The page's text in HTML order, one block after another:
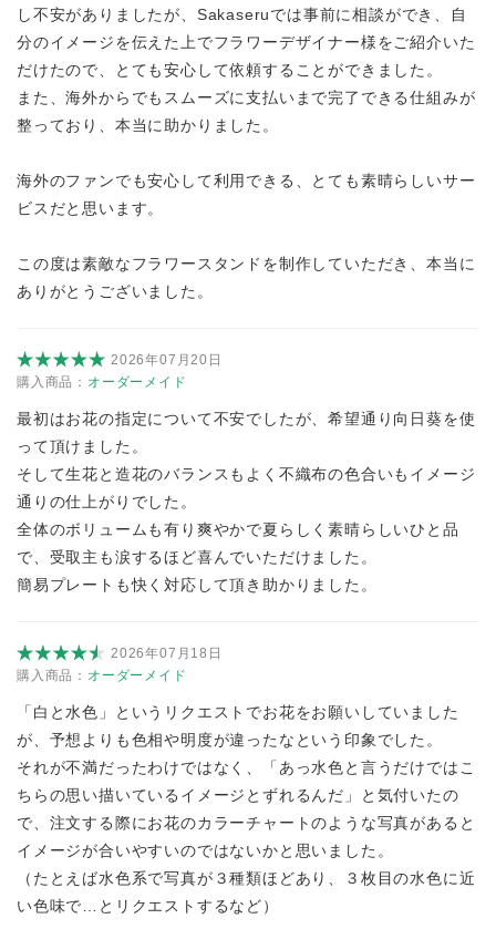
し不安がありましたが、Sakaseruでは事前に相談ができ、自
分のイメージを伝えた上でフラワーデザイナー様をご紹介いた
だけたので、とても安心して依頼することができました。
また、海外からでもスムーズに支払いまで完了できる仕組みが
整っており、本当に助かりました。
海外のファンでも安心して利用できる、とても素晴らしいサー
ビスだと思います。
この度は素敵なフラワースタンドを制作していただき、本当に
ありがとうございました。
2026年07月20日
購入商品： オーダーメイド
最初はお花の指定について不安でしたが、希望通り向日葵を使
って頂けました。
そして生花と造花のバランスもよく不織布の色合いもイメージ
通りの仕上がりでした。
全体のボリュームも有り爽やかで夏らしく素晴らしいひと品
で、受取主も涙するほど喜んでいただけました。
簡易プレートも快く対応して頂き助かりました。
2026年07月18日
購入商品： オーダーメイド
「白と水色」というリクエストでお花をお願いしていました
が、予想よりも色相や明度が違ったなという印象でした。
それが不満だったわけではなく、「あっ水色と言うだけではこ
ちらの思い描いているイメージとずれるんだ」と気付いたの
で、注文する際にお花のカラーチャートのような写真があると
イメージが合いやすいのではないかと思いました。
（たとえば水色系で写真が３種類ほどあり、３枚目の水色に近
い色味で…とリクエストするなど）